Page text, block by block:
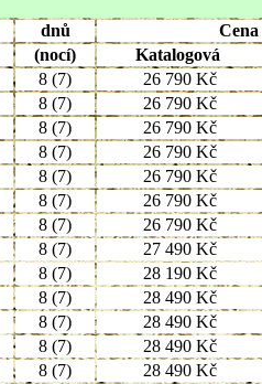
dnů
Cena
(nocí)
Katalogová
8 (7)
26 790 Kč
8 (7)
26 790 Kč
8 (7)
26 790 Kč
8 (7)
26 790 Kč
8 (7)
26 790 Kč
8 (7)
26 790 Kč
8 (7)
26 790 Kč
8 (7)
27 490 Kč
8 (7)
28 190 Kč
8 (7)
28 490 Kč
8 (7)
28 490 Kč
8 (7)
28 490 Kč
8 (7)
28 490 Kč